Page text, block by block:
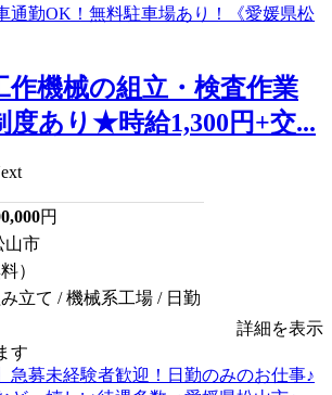
作機械の組立・検査作業
度あり★時給1,300円+交...
円
山市
）
立て / 機械系工場 / 日勤
詳細を表示
す